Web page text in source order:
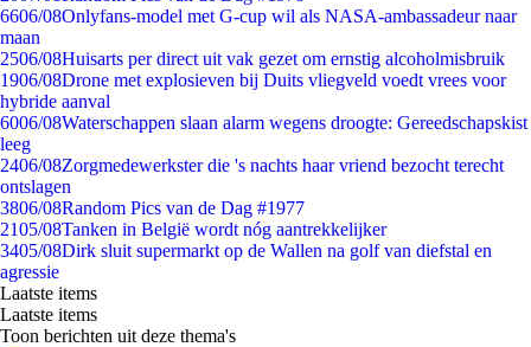
6606/08Onlyfans-model met G-cup wil als NASA-ambassadeur naar
maan
2506/08Huisarts per direct uit vak gezet om ernstig alcoholmisbruik
1906/08Drone met explosieven bij Duits vliegveld voedt vrees voor
hybride aanval
6006/08Waterschappen slaan alarm wegens droogte: Gereedschapskist
leeg
2406/08Zorgmedewerkster die 's nachts haar vriend bezocht terecht
ontslagen
3806/08Random Pics van de Dag #1977
2105/08Tanken in België wordt nóg aantrekkelijker
3405/08Dirk sluit supermarkt op de Wallen na golf van diefstal en
agressie
Laatste items
Laatste items
Toon berichten uit deze thema's